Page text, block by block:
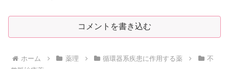
コメントを書き込む
ホーム 薬理 循環器系疾患に作用する薬
不